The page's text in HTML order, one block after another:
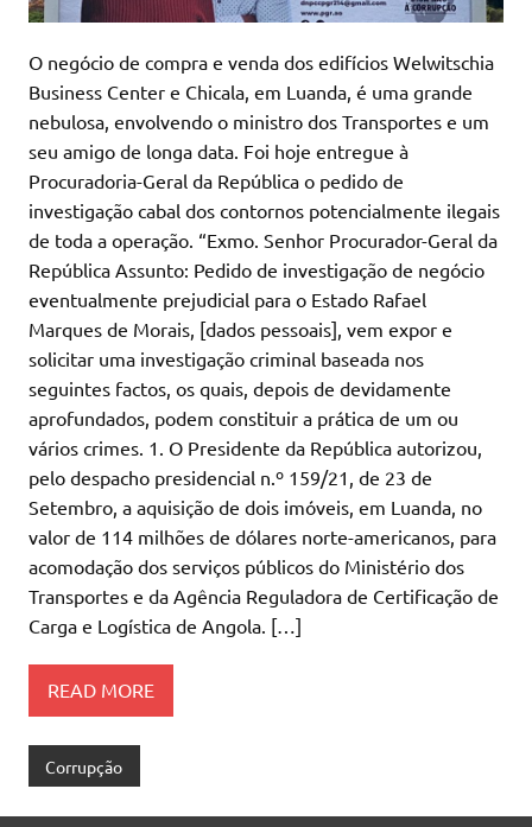
O negócio de compra e venda dos edifícios Welwitschia
Business Center e Chicala, em Luanda, é uma grande
nebulosa, envolvendo o ministro dos Transportes e um
seu amigo de longa data. Foi hoje entregue à
Procuradoria-Geral da República o pedido de
investigação cabal dos contornos potencialmente ilegais
de toda a operação. “Exmo. Senhor Procurador-Geral da
República Assunto: Pedido de investigação de negócio
eventualmente prejudicial para o Estado Rafael
Marques de Morais, [dados pessoais], vem expor e
solicitar uma investigação criminal baseada nos
seguintes factos, os quais, depois de devidamente
aprofundados, podem constituir a prática de um ou
vários crimes. 1. O Presidente da República autorizou,
pelo despacho presidencial n.º 159/21, de 23 de
Setembro, a aquisição de dois imóveis, em Luanda, no
valor de 114 milhões de dólares norte-americanos, para
acomodação dos serviços públicos do Ministério dos
Transportes e da Agência Reguladora de Certificação de
Carga e Logística de Angola. […]
READ MORE
Corrupção